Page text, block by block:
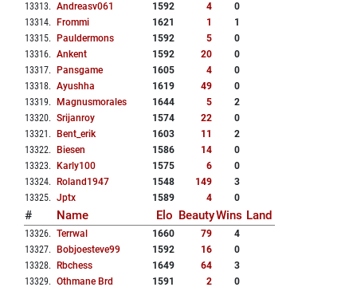
13313. Andreasv061 1592 4
0
13314. Frommi 1621 1
1
13315. Pauldermons 1592 5
0
13316. Ankent 1592 20
0
13317. Pansgame 1605 4
0
13318. Ayushha 1619 49
0
13319. Magnusmorales 1644 5
2
13320. Srijanroy 1574 22
0
13321 . Bent_erik 1603 11
2
13322. Biesen 1586 14
0
13323. Karly100 1575 6
0
13324. Roland1947 1548 149
3
13325. Jptx 1589 4 0
# Name Elo BeautyWins Land
13326. Terrwal 1660 79
4
13327. Bobjoesteve99 1592 16
0
13328. Rbchess 1649 64
3
13329. Othmane Brd 1591 2
0